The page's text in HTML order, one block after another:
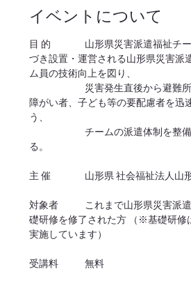
イベントについて
目 的		山形県災害派遣福祉チーム設置運営要領に基
づき設置・運営される山形県災害派
ム員の技術向上を図り、
障がい者、子ども等の要配慮者を迅
う、
		チームの派遣体制を整備することを目的とす
る。
主 催		山形県 社会福祉法
対象者	これまで山形県災害派遣福祉チーム員養成基
礎研修を修了された方 （※基礎研修
実施しています）
受講料	無料